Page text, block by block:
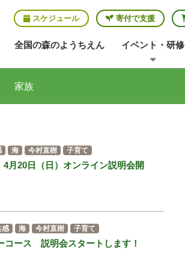
スケジュール 寄付で支援
全国の森のようちえん イベント・研修
家族
海 今村直樹 子育て
月20日（日）オンライン説明会開
感 海 今村直樹 子育て
コース 説明会スタートします！